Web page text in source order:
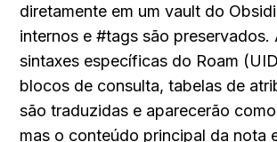
diretamente em um vault do
internos e #tags são preservados.
sintaxes específicas do Roam
blocos de consulta, tabelas de
são traduzidas e aparecerão
mas o conteúdo principal da nota